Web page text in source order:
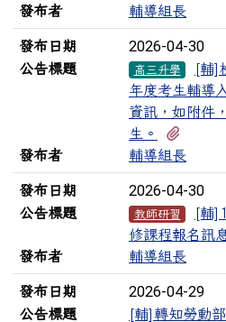
發布者
輔導組長
發布日期 2026-04-30
公告標題 高三升學
[輔]
年度考生輔導
資訊，如附件
生。
發布者
輔導組長
發布日期 2026-04-30
公告標題 教師研習
[輔
修課程報名訊
發布者
輔導組長
發布日期 2026-04-29
公告標題
[輔]轉知勞動